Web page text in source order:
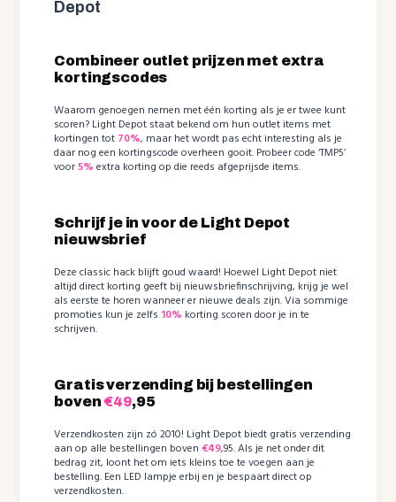
Depot
Combineer outlet prijzen met extra
kortingscodes
Waarom genoegen nemen met één korting als je er twee kunt
scoren? Light Depot staat bekend om hun outlet items met
kortingen tot 70%, maar het wordt pas echt interesting als je
daar nog een kortingscode overheen gooit. Probeer code ‘TMP5’
voor5% extra korting op die reeds afgeprijsde items.
Schrijf je in voor de Light Depot
nieuwsbrief
Deze classic hack blijft goud waard! Hoewel Light Depot niet
altijd direct korting geeft bij nieuwsbriefinschrijving, krijg je wel
als eerste te horen wanneer er nieuwe deals zijn. Via sommige
promoties kun je zelfs 10% korting scoren door je in te
schrijven.
Gratis verzending bij bestellingen
boven €49,95
Verzendkosten zijn zó 2010! Light Depot biedt gratis verzending
aan op alle bestellingen boven€49,95. Als je net onder dit
bedrag zit, loont het om iets kleins toe te voegen aan je
bestelling. Een LED lampje erbij en je bespaart direct op
verzendkosten.